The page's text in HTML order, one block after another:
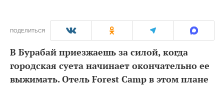
ПОДЕЛИТЬСЯ
В Бурабай приезжаешь за силой, когда
городская суета начинает окончательно ее
выжимать. Отель Forest Camp в этом плане